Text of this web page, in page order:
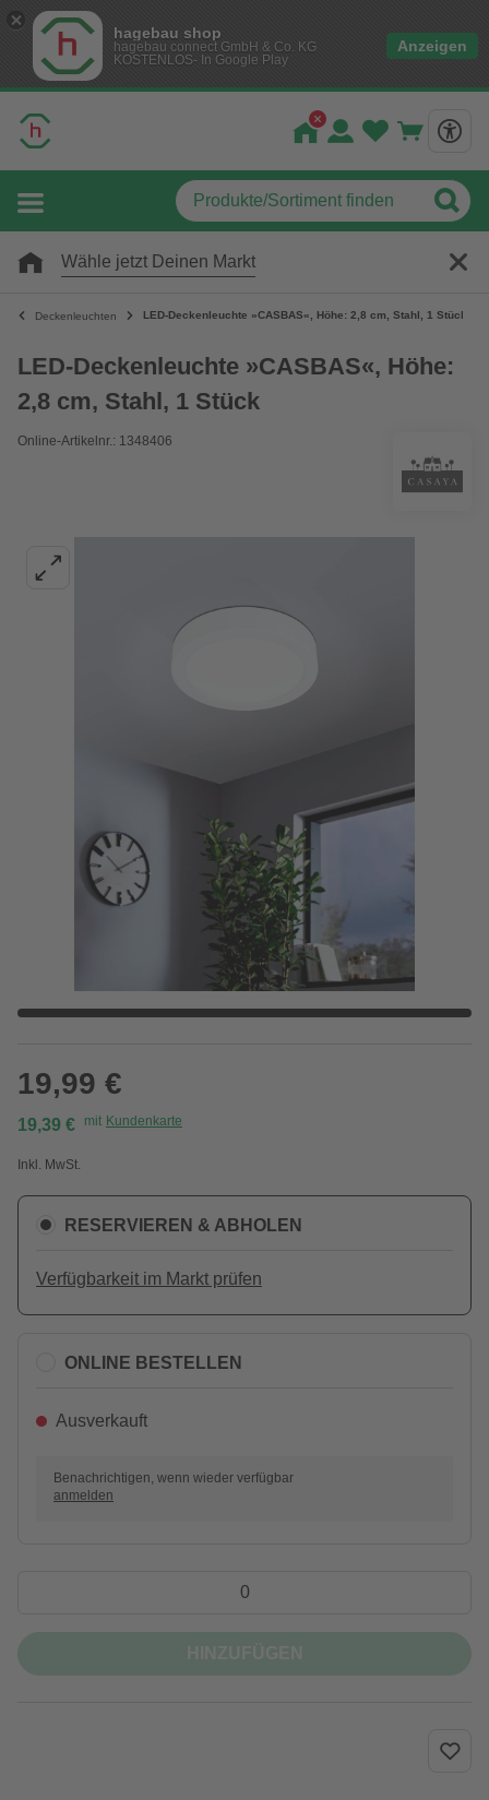
hagebau shop
hagebau connect GmbH & Co. KG
KOSTENLOS- In Google Play
Anzeigen
Wähle jetzt Deinen Markt
Deckenleuchten LED-Deckenleuchte »CASBAS«, Höhe: 2,8 cm, Stahl, 1 Stück
LED-Deckenleuchte »CASBAS«, Höhe:
2,8 cm, Stahl, 1 Stück
Online-Artikelnr.: 1348406
19,99 €
19,39 € mit Kundenkarte
Inkl. MwSt.
RESERVIEREN & ABHOLEN
Verfügbarkeit im Markt prüfen
ONLINE BESTELLEN
Ausverkauft
Benachrichtigen, wenn wieder verfügbar
anmelden